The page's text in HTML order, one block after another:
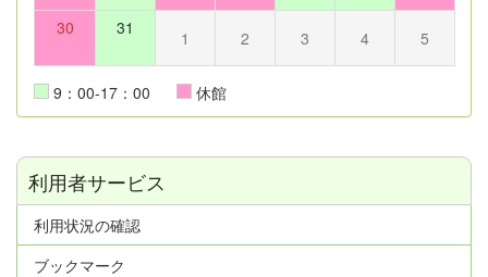
30 31 1 2 3 4 5
9：00-17：00 休館
利用者サービス
利用状況の確認
ブックマーク